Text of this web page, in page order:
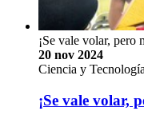
¡Se vale volar, pero
20 nov 2024
Ciencia y Tecnología
¡Se vale volar,